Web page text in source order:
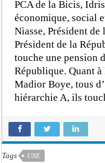
PCA de la Bicis,
économique, social
Niasse, Président
Président de la
touche une pension
République. Quant
Madior Boye, tous
hiérarchie A, ils
Tags UNE